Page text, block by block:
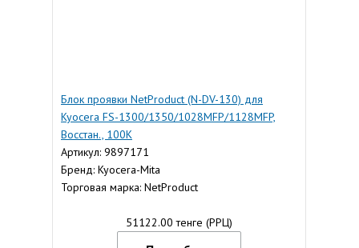
Блок проявки NetProduct (N-DV-130) для
Kyocera FS-1300/1350/1028MFP/1128MFP,
Восстан., 100К
Артикул: 9897171
Бренд: Kyocera-Mita
Торговая марка: NetProduct
51122.00 тенге (РРЦ)